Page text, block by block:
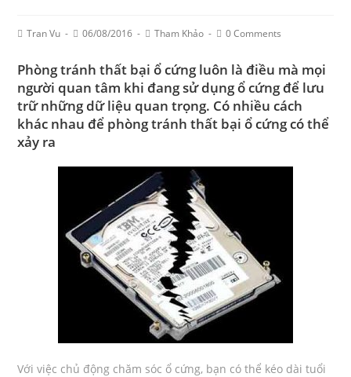
PostTran Vu
Post06/08/2016
PostTham Khảo
Post0 Comments
Phòng tránh thất bại ổ cứngluôn là điều mà mọi
người quan tâm khi đang sử dụng ổ cứng để lưu
trữ những dữ liệu quan trọng. Có nhiều cách
khác nhau để phòng tránh thất bại ổ cứng có thể
xảy ra
Với việc chủ động chăm sóc ổ cứng, bạn có thể kéo dài tuổi